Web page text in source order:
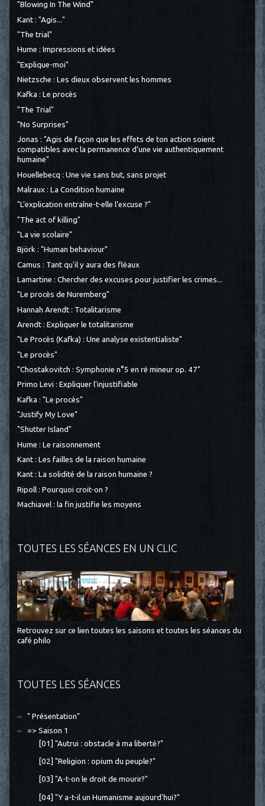
"Blowing In The Wind"
Kant : "Agis..."
"The trial"
Hume : Impressions et idées
"Explique-moi"
Nietzsche : Les dieux observent les hommes
Kafka : Le procès
"The Trial"
"No Surprises"
Jonas : "Agis de façon que les effets de ton action soient
compatibles avec la permanence d’une vie authentiquement
humaine"
Houellebecq : Une vie sans but, sans projet
Malraux : La Condition humaine
"L’explication entraîne-t-elle l’excuse ?"
"The act of killing"
"La vie scolaire"
Björk : "Human behaviour"
Camus : Tant qu'il y aura des fléaux
Lamartine : Chercher des excuses pour justifier les crimes...
"Le procès de Nuremberg"
Hannah Arendt : Totalitarisme
Arendt : Expliquer le totalitarisme
"Le Procès (Kafka) : Une analyse existentialiste"
"Le procès"
"Chostakovitch : Symphonie n°5 en ré mineur op. 47"
Primo Levi : Expliquer l'injustifiable
Kafka : "Le procès"
"Justify My Love"
"Shutter Island"
Hume : Le raisonnement
Kant : Les failles de la raison humaine
Kant : La solidité de la raison humaine ?
Ripoll : Pourquoi croit-on ?
Machiavel : la fin justifie les moyens
TOUTES LES SÉANCES EN UN CLIC
Retrouvez sur ce lien toutes les saisons et toutes les séances du
café philo
TOUTES LES SÉANCES
" Présentation"
=> Saison 1
[01] "Autrui : obstacle à ma liberté?"
[02] "Religion : opium du peuple?"
[03] "A-t-on le droit de mourir?"
[04] "Y a-t-il un Humanisme aujourd'hui?"